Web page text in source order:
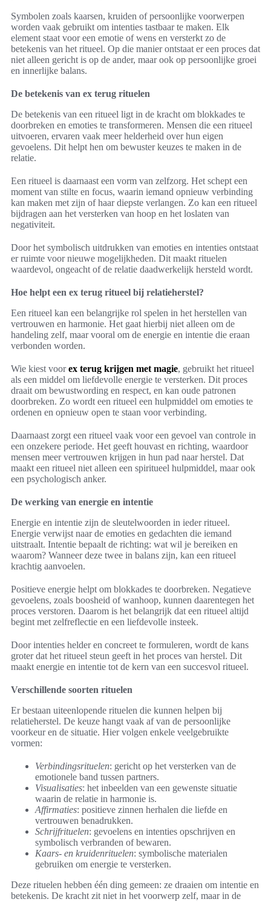
Symbolen zoals kaarsen, kruiden of persoonlijke voorwerpen
worden vaak gebruikt om intenties tastbaar te maken. Elk
element staat voor een emotie of wens en versterkt zo de
betekenis van het ritueel. Op die manier ontstaat er een proces dat
niet alleen gericht is op de ander, maar ook op persoonlijke groei
en innerlijke balans.
De betekenis van ex terug rituelen
De betekenis van een ritueel ligt in de kracht om blokkades te
doorbreken en emoties te transformeren. Mensen die een ritueel
uitvoeren, ervaren vaak meer helderheid over hun eigen
gevoelens. Dit helpt hen om bewuster keuzes te maken in de
relatie.
Een ritueel is daarnaast een vorm van zelfzorg. Het schept een
moment van stilte en focus, waarin iemand opnieuw verbinding
kan maken met zijn of haar diepste verlangen. Zo kan een ritueel
bijdragen aan het versterken van hoop en het loslaten van
negativiteit.
Door het symbolisch uitdrukken van emoties en intenties ontstaat
er ruimte voor nieuwe mogelijkheden. Dit maakt rituelen
waardevol, ongeacht of de relatie daadwerkelijk hersteld wordt.
Hoe helpt een ex terug ritueel bij relatieherstel?
Een ritueel kan een belangrijke rol spelen in het herstellen van
vertrouwen en harmonie. Het gaat hierbij niet alleen om de
handeling zelf, maar vooral om de energie en intentie die eraan
verbonden worden.
Wie kiest voorex terug krijgen met magie, gebruikt het ritueel
als een middel om liefdevolle energie te versterken. Dit proces
draait om bewustwording en respect, en kan oude patronen
doorbreken. Zo wordt een ritueel een hulpmiddel om emoties te
ordenen en opnieuw open te staan voor verbinding.
Daarnaast zorgt een ritueel vaak voor een gevoel van controle in
een onzekere periode. Het geeft houvast en richting, waardoor
mensen meer vertrouwen krijgen in hun pad naar herstel. Dat
maakt een ritueel niet alleen een spiritueel hulpmiddel, maar ook
een psychologisch anker.
De werking van energie en intentie
Energie en intentie zijn de sleutelwoorden in ieder ritueel.
Energie verwijst naar de emoties en gedachten die iemand
uitstraalt. Intentie bepaalt de richting: wat wil je bereiken en
waarom? Wanneer deze twee in balans zijn, kan een ritueel
krachtig aanvoelen.
Positieve energie helpt om blokkades te doorbreken. Negatieve
gevoelens, zoals boosheid of wanhoop, kunnen daarentegen het
proces verstoren. Daarom is het belangrijk dat een ritueel altijd
begint met zelfreflectie en een liefdevolle insteek.
Door intenties helder en concreet te formuleren, wordt de kans
groter dat het ritueel steun geeft in het proces van herstel. Dit
maakt energie en intentie tot de kern van een succesvol ritueel.
Verschillende soorten rituelen
Er bestaan uiteenlopende rituelen die kunnen helpen bij
relatieherstel. De keuze hangt vaak af van de persoonlijke
voorkeur en de situatie. Hier volgen enkele veelgebruikte
vormen:
Verbindingsrituelen: gericht op het versterken van de
emotionele band tussen partners.
Visualisaties: het inbeelden van een gewenste situatie
waarin de relatie in harmonie is.
Affirmaties: positieve zinnen herhalen die liefde en
vertrouwen benadrukken.
Schrijfrituelen: gevoelens en intenties opschrijven en
symbolisch verbranden of bewaren.
Kaars- en kruidenrituelen: symbolische materialen
gebruiken om energie te versterken.
Deze rituelen hebben één ding gemeen: ze draaien om intentie en
betekenis. De kracht zit niet in het voorwerp zelf, maar in de